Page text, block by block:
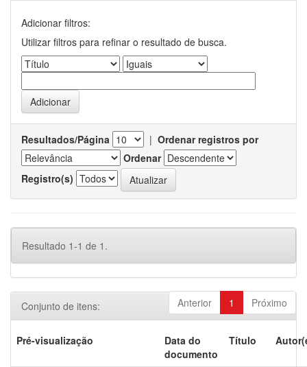
Adicionar filtros:
Utilizar filtros para refinar o resultado de busca.
Resultados/Página | Ordenar registros por
Ordenar
Registro(s)
Resultado 1-1 de 1.
Anterior 1 Próximo
Conjunto de itens:
Pré-visualização
Data do
documento
Título